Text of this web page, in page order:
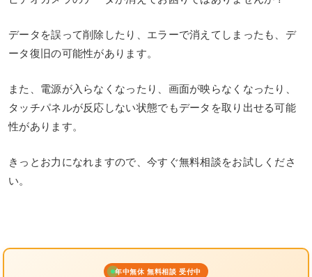
データを誤って削除したり、エラーで消えてしまったも、デ
ータ復旧の可能性があります。
また、電源が入らなくなったり、画面が映らなくなったり、
タッチパネルが反応しない状態でもデータを取り出せる可能
性があります。
きっとお力になれますので、今すぐ無料相談をお試しくださ
い。
年中無休 無料相談 受付中